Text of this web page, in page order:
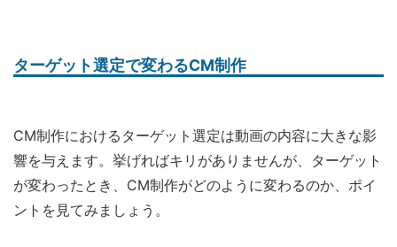
ターゲット選定で変わるCM制作
CM制作におけるターゲット選定は動画の内容に大きな影
響を与えます。挙げればキリがありませんが、ターゲット
が変わったとき、CM制作がどのように変わるのか、ポイ
ントを見てみましょう。